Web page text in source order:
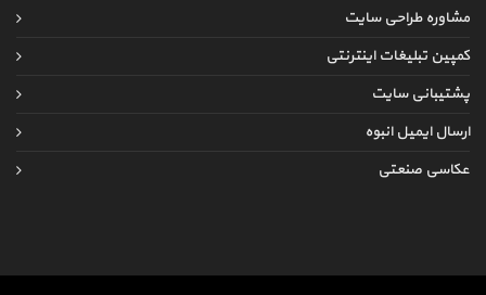
مشاوره طراحی سایت
کمپین تبلیغات اینترنتی
پشتیبانی سایت
ارسال ایمیل انبوه
عکاسی صنعتی